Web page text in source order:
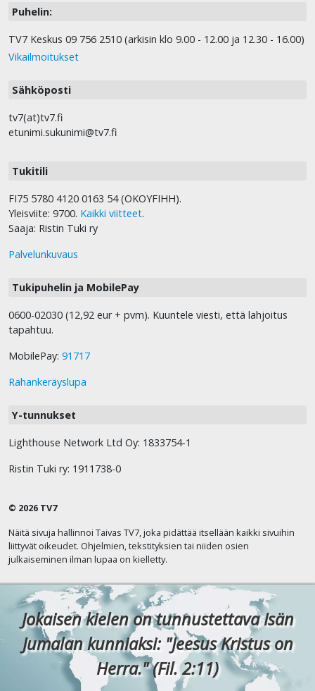
Puhelin:
TV7 Keskus 09 756 2510 (arkisin klo 9.00 - 12.00 ja 12.30 - 16.00)
Vikailmoitukset
Sähköposti
tv7(at)tv7.fi
etunimi.sukunimi@tv7.fi
Tukitili
FI75 5780 4120 0163 54 (OKOYFIHH).
Yleisviite: 9700. Kaikki viitteet.
Saaja: Ristin Tuki ry
Palvelunkuvaus
Tukipuhelin ja MobilePay
0600-02030 (12,92 eur + pvm). Kuuntele viesti, että lahjoitus
tapahtuu.
MobilePay: 91717
Rahankeräyslupa
Y-tunnukset
Lighthouse Network Ltd Oy: 1833754-1
Ristin Tuki ry: 1911738-0
© 2026 TV7
Näitä sivuja hallinnoi Taivas TV7, joka pidättää itsellään kaikki sivuihin
liittyvät oikeudet. Ohjelmien, tekstityksien tai niiden osien
julkaiseminen ilman lupaa on kielletty.
Jokaisen kielen on tunnustettava Isän
Jumalan kunniaksi: "Jeesus Kristus on
Herra." (Fil. 2:11)